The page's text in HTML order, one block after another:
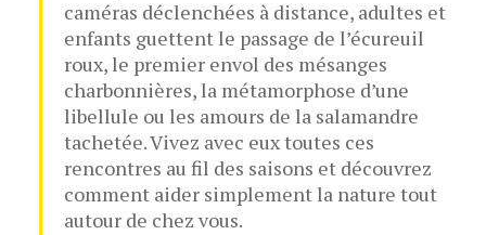
caméras déclenchées à distance, adultes et
enfants guettent le passage de l’écureuil
roux, le premier envol des mésanges
charbonnières, la métamorphose d’une
libellule ou les amours de la salamandre
tachetée. Vivez avec eux toutes ces
rencontres au fil des saisons et découvrez
comment aider simplement la nature tout
autour de chez vous.